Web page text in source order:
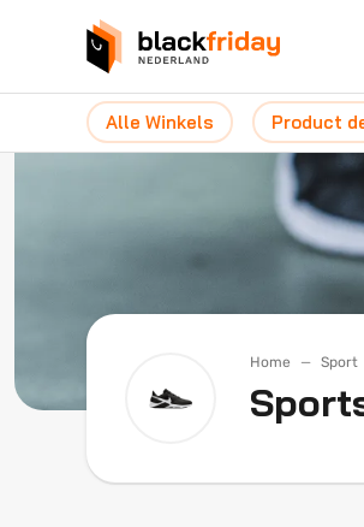
Alle Winkels Product
Home Sport